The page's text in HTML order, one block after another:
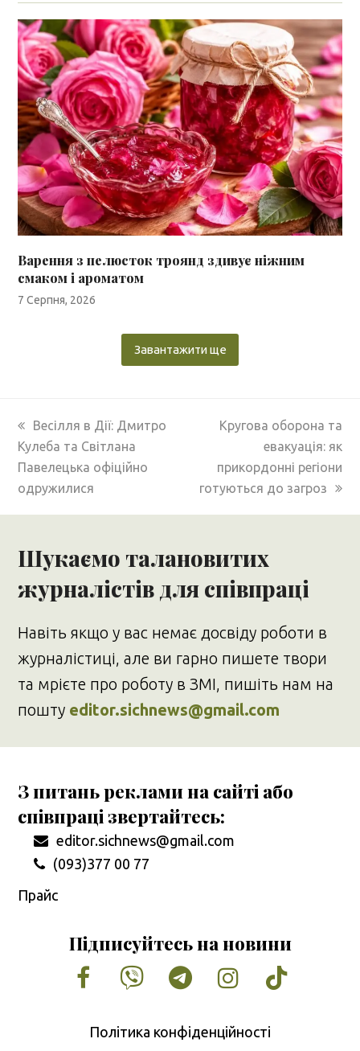
Варення з пелюсток троянд здивує ніжним
смаком і ароматом
7 Серпня, 2026
Завантажити ще
previous
post:
Весілля в Дії: Дмитро
Кулеба та Світлана
Павелецька офіційно
одружилися
next
Кругова оборона та
евакуація: як
прикордонні регіони
готуються до загроз
Шукаємо талановитих
журналістів для співпраці
Навіть якщо у вас немає досвіду роботи в
журналістиці, але ви гарно пишете твори
та мрієте про роботу в ЗМІ, пишіть нам на
пошту editor.sichnews@gmail.com
З питань реклами на сайті або
співпраці звертайтесь:
editor.sichnews@gmail.com
(093)377 00 77
Прайс
Підписуйтесь на новини
Facebook
VimeoTumblrInstagram
Tiktok
Політика конфіденційності